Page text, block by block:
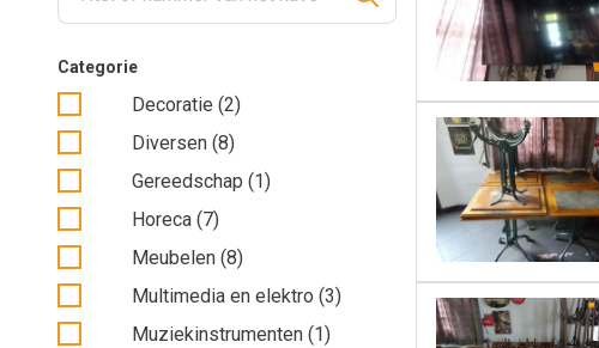
Categorie
Decoratie (2)
Diversen (8)
Gereedschap (1)
Horeca (7)
Meubelen (8)
Multimedia en elektro (3)
Muziekinstrumenten (1)